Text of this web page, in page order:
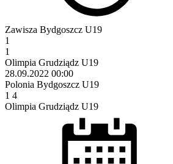
Zawisza Bydgoszcz U19
1
1
Olimpia Grudziądz U19
28.09.2022 00:00
Polonia Bydgoszcz U19
1 4
Olimpia Grudziądz U19